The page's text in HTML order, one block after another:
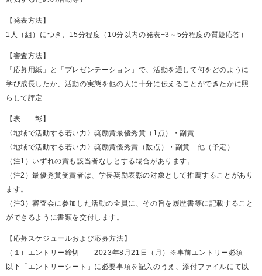
【発表方法】
1人（組）につき、15分程度（10分以内の発表+3～5分程度の質疑応答）
【審査方法】
「応募用紙」と「プレゼンテーション」で、活動を通して何をどのように
学び成長したか、活動の実態を他の人に十分に伝えることができたかに照
らして評定
【表 彰】
〈地域で活動する若い力〉奨励賞最優秀賞（1点）・副賞
〈地域で活動する若い力〉奨励賞優秀賞（数点）・副賞 他（予定）
（注1）いずれの賞も該当者なしとする場合があります。
（注2）最優秀賞受賞者は、学長奨励表彰の対象として推薦することがあり
ます。
（注3）審査会に参加した活動の全員に、その旨を履歴書等に記載すること
ができるように書類を交付します。
【応募スケジュールおよび応募方法】
（１）エントリー締切 2023年8月21日（月）※事前エントリー必須
以下「エントリーシート」に必要事項を記入のうえ、添付ファイルにて以